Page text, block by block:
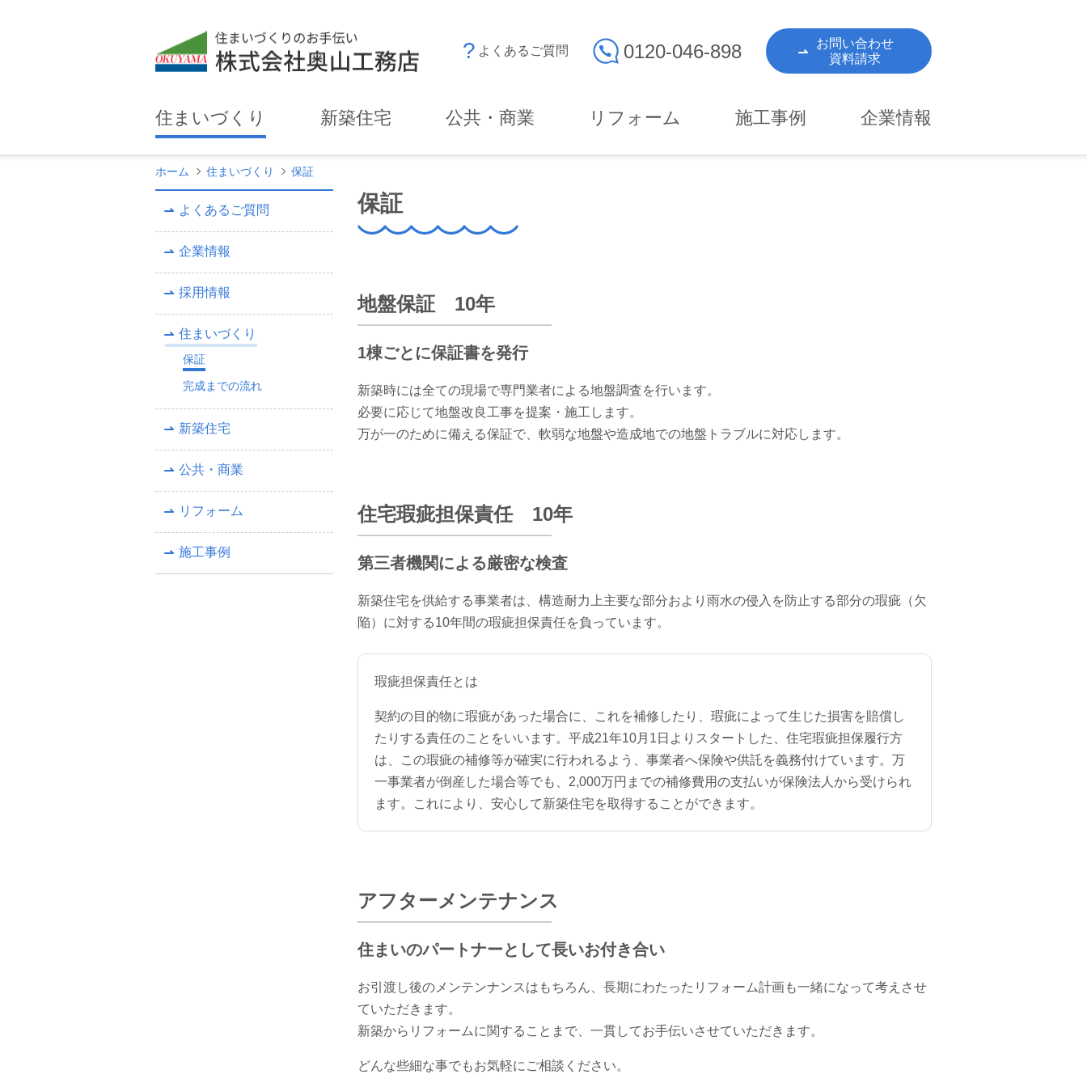
よくあるご質問 0120-046-898
お問い合わせ
資料請求
住まいづくり 新築住宅 公共・商業 リフォーム 施工事例 企業情報
ホーム 住まいづくり 保証
保証
地盤保証 10年
1棟ごとに保証書を発行
新築時には全ての現場で専門業者による地盤調査を行います。
必要に応じて地盤改良工事を提案・施工します。
万が一のために備える保証で、軟弱な地盤や造成地での地盤トラブルに対応します。
住宅瑕疵担保責任 10年
第三者機関による厳密な検査
新築住宅を供給する事業者は、構造耐力上主要な部分おより雨水の侵入を防止する部分の瑕疵（欠
陥）に対する10年間の瑕疵担保責任を負っています。
瑕疵担保責任とは
契約の目的物に瑕疵があった場合に、これを補修したり、瑕疵によって生じた損害を賠償し
たりする責任のことをいいます。平成21年10月1日よりスタートした、住宅瑕疵担保履行方
は、この瑕疵の補修等が確実に行われるよう、事業者へ保険や供託を義務付けています。 万
一事業者が倒産した場合等でも、2,000万円までの補修費用の支払いが保険法人から受けられ
ます。これにより、安心して新築住宅を取得することができます。
アフターメンテナンス
住まいのパートナーとして長いお付き合い
お引渡し後のメンテンナンスはもちろん、長期にわたったリフォーム計画も一緒になって考えさせ
ていただきます。
新築からリフォームに関することまで、一貫してお手伝いさせていただきます。
どんな些細な事でもお気軽にご相談ください。
よくあるご質問
企業情報
採用情報
住まいづくり
保証
完成までの流れ
新築住宅
公共・商業
リフォーム
施工事例